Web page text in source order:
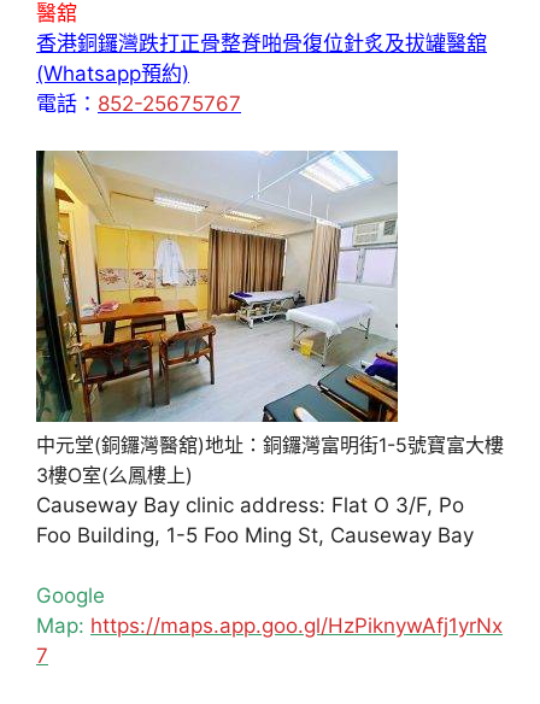
醫舘
香港銅鑼灣跌打正骨整脊啪骨復位針炙及拔罐醫舘
(Whatsapp預約)
電話： 852-25675767
中元堂(銅鑼灣醫舘)地址：銅鑼灣富明街1-5號寶富大樓
3樓O室(么鳳樓上)
Causeway Bay clinic address: Flat O 3/F, Po
Foo Building, 1-5 Foo Ming St, Causeway Bay
Google
Map: https://maps.app.goo.gl/HzPiknywAfj1yrNx
7